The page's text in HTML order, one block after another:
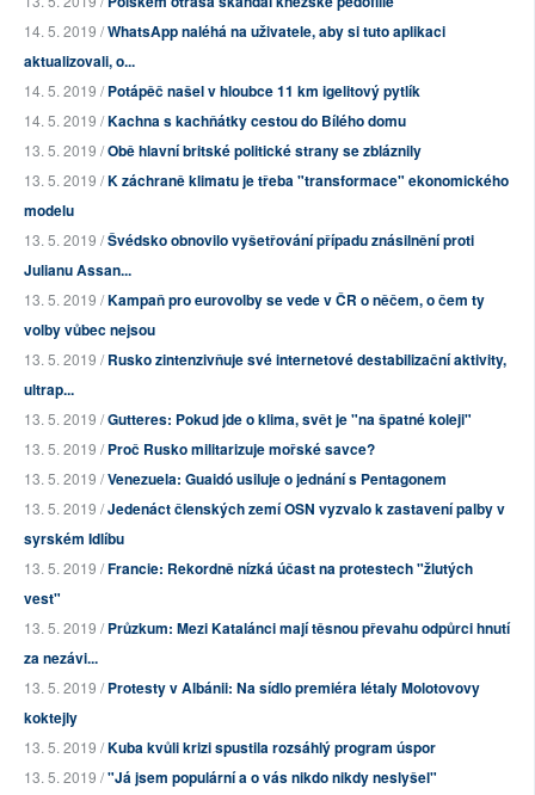
14. 5. 2019 /WhatsApp naléhá na uživatele, aby si tuto aplikaci
aktualizovali, o...
14. 5. 2019 /Potápěč našel v hloubce 11 km igelitový pytlík
14. 5. 2019 /Kachna s kachňátky cestou do Bílého domu
13. 5. 2019 /Obě hlavní britské politické strany se zbláznily
13. 5. 2019 /K záchraně klimatu je třeba "transformace" ekonomického
modelu
13. 5. 2019 /Švédsko obnovilo vyšetřování případu znásilnění proti
Julianu Assan...
13. 5. 2019 /Kampaň pro eurovolby se vede v ČR o něčem, o čem ty
volby vůbec nejsou
13. 5. 2019 /Rusko zintenzivňuje své internetové destabilizační aktivity,
ultrap...
13. 5. 2019 /Gutteres: Pokud jde o klima, svět je "na špatné koleji"
13. 5. 2019 /Proč Rusko militarizuje mořské savce?
13. 5. 2019 /Venezuela: Guaidó usiluje o jednání s Pentagonem
13. 5. 2019 /Jedenáct členských zemí OSN vyzvalo k zastavení palby v
syrském Idlíbu
13. 5. 2019 /Francie: Rekordně nízká účast na protestech "žlutých
vest"
13. 5. 2019 /Průzkum: Mezi Katalánci mají těsnou převahu odpůrci hnutí
za nezávi...
13. 5. 2019 /Protesty v Albánii: Na sídlo premiéra létaly Molotovovy
koktejly
13. 5. 2019 /Kuba kvůli krizi spustila rozsáhlý program úspor
13. 5. 2019 /"Já jsem populární a o vás nikdo nikdy neslyšel"